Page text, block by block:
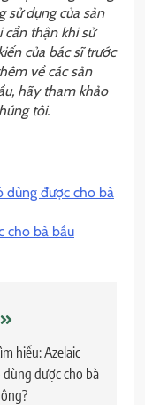
sử dụng của sản
cẩn thận khi sử
của bác sĩ trước
về các sản
hãy tham khảo
tôi.
dùng được cho bà
cho bà bầu
hiểu: Azelaic
dùng được cho bà